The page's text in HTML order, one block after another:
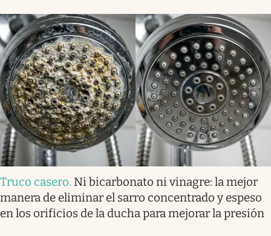
Truco casero. Ni bicarbonato ni vinagre: la mejor
manera de eliminar el sarro concentrado y espeso
en los orificios de la ducha para mejorar la presión